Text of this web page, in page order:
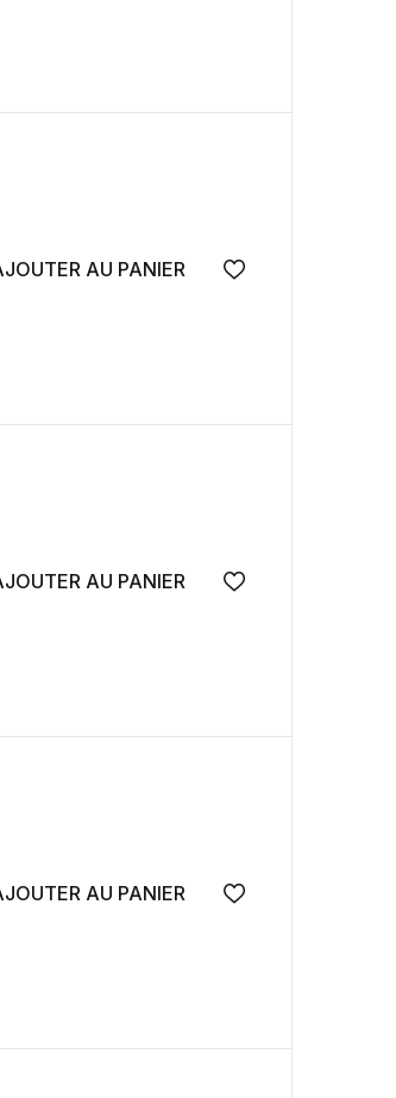
AU PANIER
Ajouter à la
AU PANIER
Ajouter à la
AU PANIER
Ajouter à la